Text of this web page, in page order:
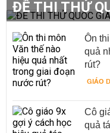
Ôn
quả
rút?
GIÁO
Cô
quả